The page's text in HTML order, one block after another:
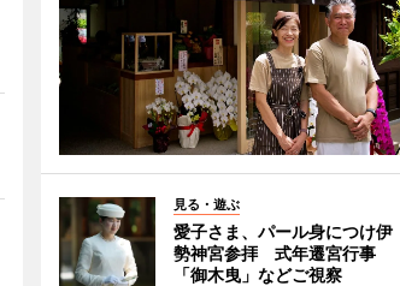
見る・遊ぶ
愛子さま、パール身につけ伊
勢神宮参拝 式年遷宮行事
「御木曳」などご視察